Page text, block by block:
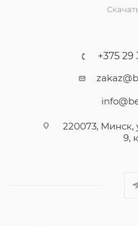
+375 29
220073, Минск,
9,